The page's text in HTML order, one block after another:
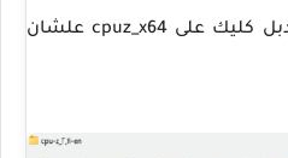
افتح الملف الناتج واضغط دبل كليك على cpuz_x64 علشان